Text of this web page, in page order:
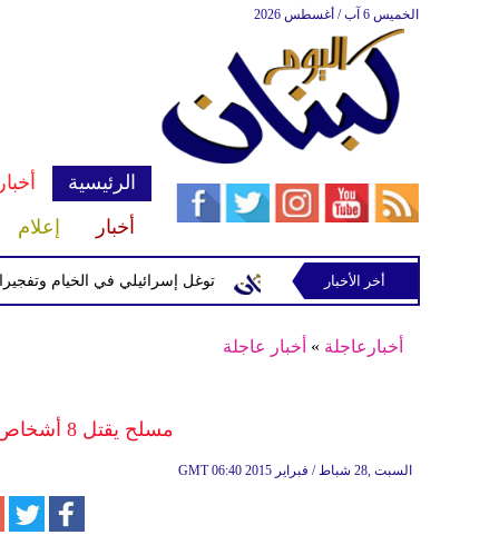
الخميس 6 آب / أغسطس 2026
الرئيسية
أخبار
إعلام
توغل إسرائيلي في الخيام وتفجيرات في رب ثلاثين
أخر الأخبار
أخبارعاجلة » أخبار عاجلة
مسلح يقتل 8 أشخاص ثم ينتحر في الولايات المتحدة
GMT 06:40 2015 السبت ,28 شباط / فبراير